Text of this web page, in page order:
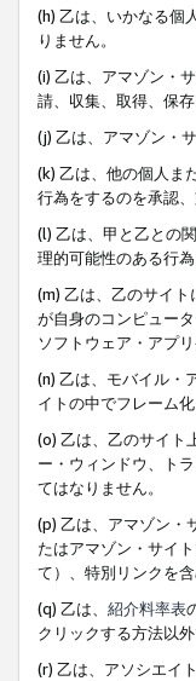
(h) 乙は、いかなる個
りません。
(i) 乙は、アマゾン・
請、収集、取得、保
(j) 乙は、アマゾン・
(k) 乙は、他の個人ま
行為をするのを承認
(l) 乙は、甲と乙との
理的可能性のある行
(m) 乙は、乙のサイ
が自身のコンピュー
ソフトウェア・アプ
(n) 乙は、モバイル・
イトの中でフレーム
(o) 乙は、乙のサイト
ー・ウィンドウ、ト
てはなりません。
(p) 乙は、アマゾン・
たはアマゾン・サイ
て）、特別リンクを含
(q) 乙は、 紹介料率表
クリックする方法以
(r) 乙は、アソシエイ